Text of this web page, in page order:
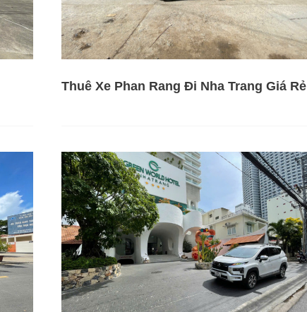
Thuê Xe Phan Rang Đi Nha Trang Giá Rẻ